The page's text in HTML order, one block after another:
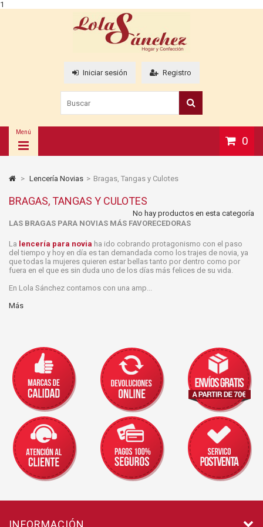
1
Iniciar sesión Registro
Menú
0
> Lencería Novias > Bragas, Tangas y Culotes
BRAGAS, TANGAS Y CULOTES
No hay productos en esta categoría
LAS BRAGAS PARA NOVIAS MÁS FAVORECEDORAS
La lencería para novia ha ido cobrando protagonismo con el paso
del tiempo y hoy en día es tan demandada como los trajes de novia, ya
que todas la mujeres quieren estar bellas tanto por dentro como por
fuera en el que es sin duda uno de los días más felices de su vida.
En Lola Sánchez contamos con una amp...
Más
INFORMACIÓN